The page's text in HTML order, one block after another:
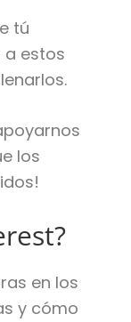
tú
a estos
los
en los
y cómo